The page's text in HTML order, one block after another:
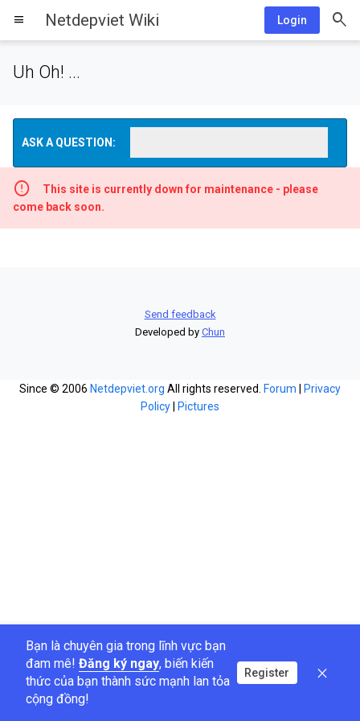
menu Netdepviet Wiki Login
Bạn là chuyên gia trong lĩnh vực bạn
đam mê! Đăng ký ngay, biến kiến
thức của bạn thành sức mạnh lan tỏa
cộng đồng!
Register
Uh Oh! ...
ASK A QUESTION:
This site is currently down for maintenance - please
come back soon.
Send feedback
Developed by Chun
Since © 2006 Netdepviet.org All rights reserved. Forum
Privacy
Policy
Pictures